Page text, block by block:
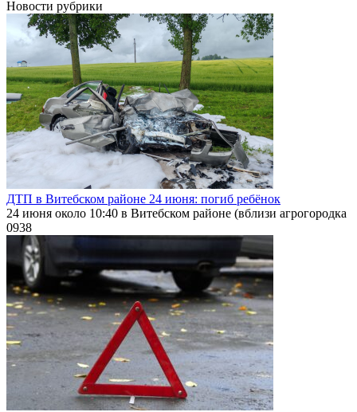
Новости рубрики
ДТП в Витебском районе 24 июня: погиб ребёнок
24 июня около 10:40 в Витебском районе (вблизи агрогородка
0938